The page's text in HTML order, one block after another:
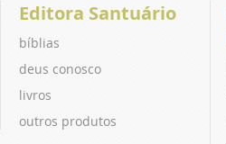
Editora Santuário
bíblias
deus conosco
livros
outros produtos